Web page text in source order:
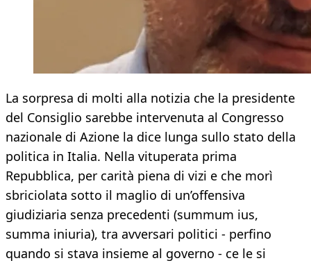
La sorpresa di molti alla notizia che la presidente
del Consiglio sarebbe intervenuta al Congresso
nazionale di Azione la dice lunga sullo stato della
politica in Italia. Nella vituperata prima
Repubblica, per carità piena di vizi e che morì
sbriciolata sotto il maglio di un’offensiva
giudiziaria senza precedenti (summum ius,
summa iniuria), tra avversari politici - perfino
quando si stava insieme al governo - ce le si